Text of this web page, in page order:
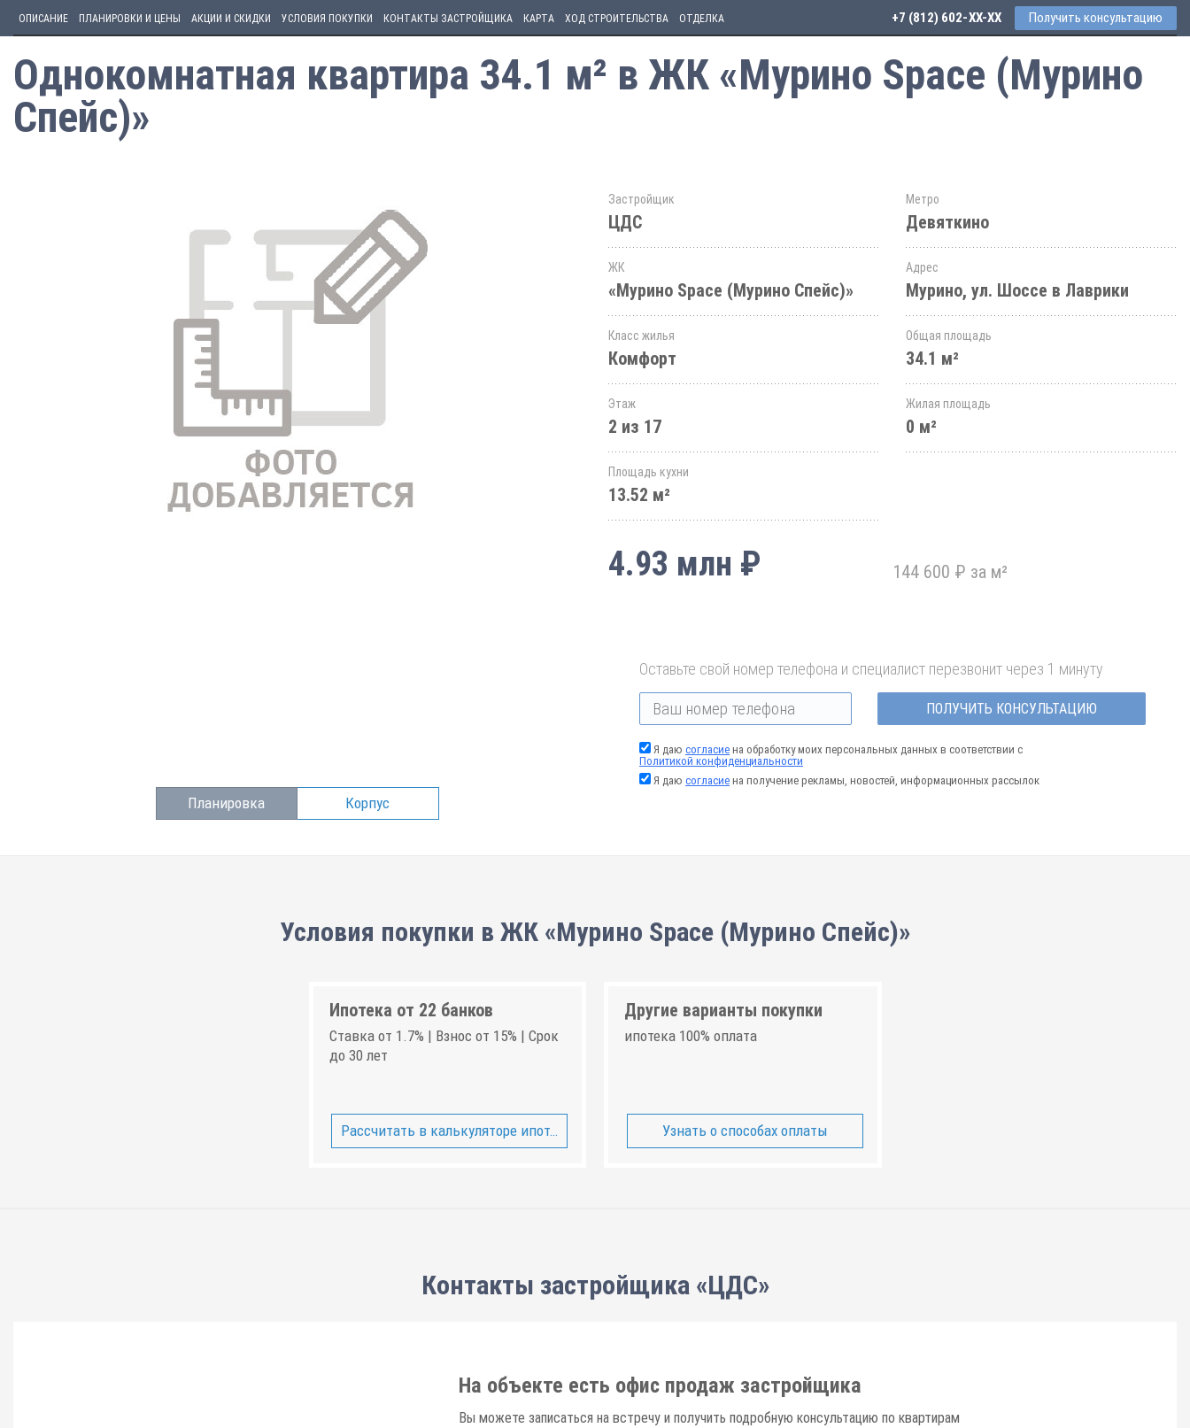
ОПИСАНИЕ ПЛАНИРОВКИ И ЦЕНЫ АКЦИИ И СКИДКИ УСЛОВИЯ ПОКУПКИ КОНТАКТЫ ЗАСТРОЙЩИКА КАРТА ХОД СТРОИТЕЛЬСТВА ОТДЕЛКА +7 (812) 602-44-77 Получить консультацию
Однокомнатная квартира 34.1 м² в ЖК «Мурино Space (Мурино
Спейс)»
Планировка Корпус
Застройщик
ЦДС
Метро
Девяткино
ЖК
«Мурино Space (Мурино Спейс)»
Адрес
Мурино, ул. Шоссе в Лаврики
Класс жилья
Комфорт
Общая площадь
34.1 м²
Этаж
2 из 17
Жилая площадь
0 м²
Площадь кухни
13.52 м²
4.93 млн ₽ 144 600 ₽ за м²
Оставьте свой номер телефона и специалист перезвонит через 1 минуту
ПОЛУЧИТЬ КОНСУЛЬТАЦИЮ
Я даю согласие на обработку моих персональных данных в соответствии с
Политикой конфиденциальности
Я даю согласие на получение рекламы, новостей, информационных рассылок
Условия покупки в ЖК «Мурино Space (Мурино Спейс)»
Ипотека от 22 банков
Ставка от 1.7% | Взнос от 15% | Срок
до 30 лет
Рассчитать в калькуляторе ипотеки
Другие варианты покупки
ипотека 100% оплата
Узнать о способах оплаты
Контакты застройщика «ЦДС»
На объекте есть офис продаж застройщика
Вы можете записаться на встречу и получить подробную консультацию по квартирам